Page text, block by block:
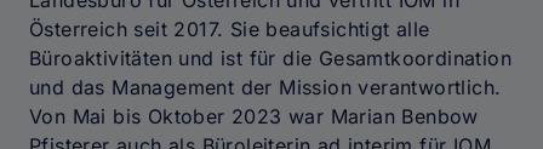
Österreich seit 2017. Sie beaufsichtigt alle
Büroaktivitäten und ist für die Gesamtkoordination
und das Management der Mission verantwortlich.
Von Mai bis Oktober 2023 war Marian Benbow